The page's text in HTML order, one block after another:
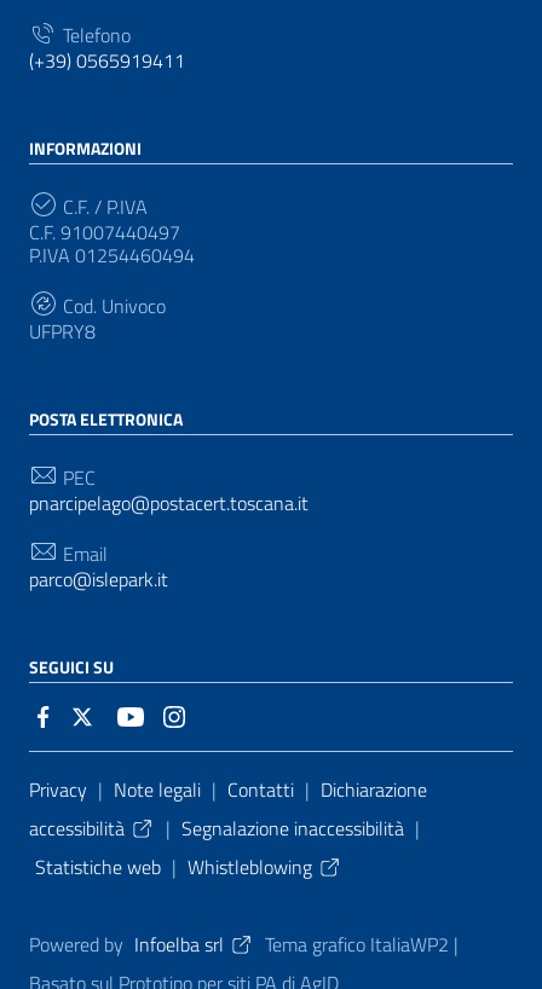
Telefono
(+39) 0565919411
INFORMAZIONI
C.F. / P.IVA
C.F. 91007440497
P.IVA 01254460494
Cod. Univoco
UFPRY8
POSTA ELETTRONICA
PEC
pnarcipelago@postacert.toscana.it
Email
parco@islepark.it
SEGUICI SU
Sezione Link Utili
Privacy | Note legali | Contatti | Dichiarazione
accessibilità
| Segnalazione inaccessibilità |
Statistiche web | Whistleblowing
Powered by Infoelba srl
Tema grafico ItaliaWP2 |
Basato sul Prototipo per siti PA di AgID